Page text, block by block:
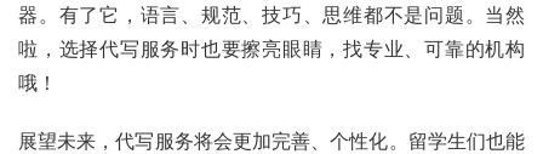
器。有了它，语言、规范、技巧、思维都不是问题。当然
啦，选择代写服务时也要擦亮眼睛，找专业、可靠的机构
哦！
展望未来，代写服务将会更加完善、个性化。留学生们也能